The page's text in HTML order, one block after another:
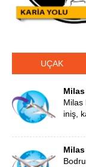
UÇAK
Milas
iniş,